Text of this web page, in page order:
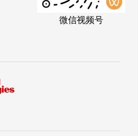
微信视频号